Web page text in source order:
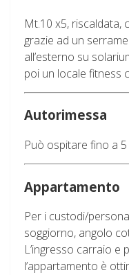
Mt.10 x5,
grazie ad un
all’esterno su
poi un locale fitness
Autorimessa
Può ospitare fino a
Appartamento
Per i custodi/
soggiorno, angolo
L’ingresso carraio e
l’appartamento è